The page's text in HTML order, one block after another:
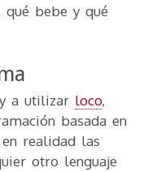
qué bebe y qué
a utilizar loco,
basada en
realidad las
otro lenguaje